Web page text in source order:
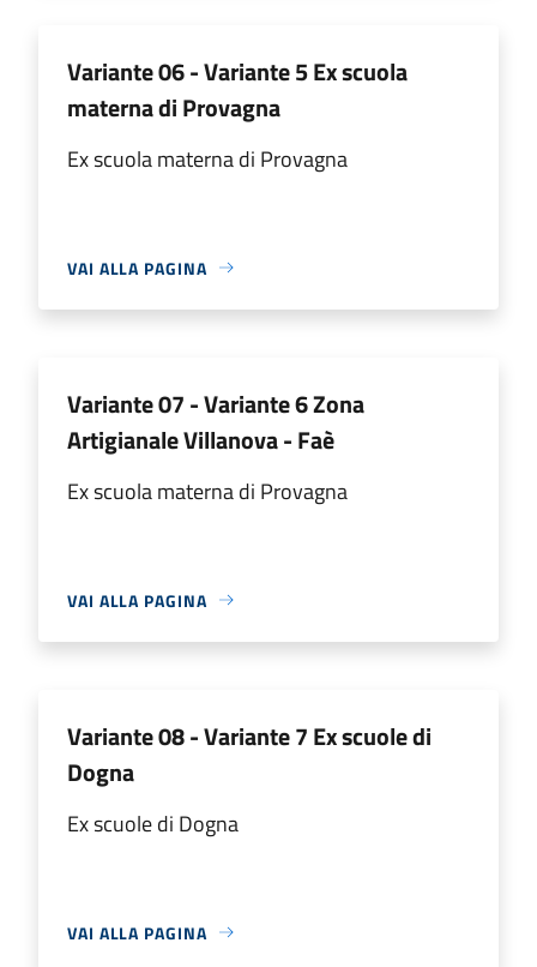
Variante 06 - Variante 5 Ex scuola
materna di Provagna
Ex scuola materna di Provagna
VAI ALLA PAGINA
Variante 07 - Variante 6 Zona
Artigianale Villanova - Faè
Ex scuola materna di Provagna
VAI ALLA PAGINA
Variante 08 - Variante 7 Ex scuole di
Dogna
Ex scuole di Dogna
VAI ALLA PAGINA